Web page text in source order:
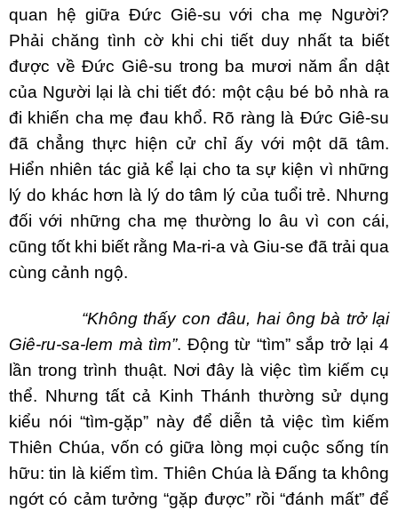
quan hệ giữa Đức Giê-su với cha mẹ Người?
Phải chăng tình cờ khi chi tiết duy nhất ta biết
được về Đức Giê-su trong ba mươi năm ẩn dật
của Người lại là chi tiết đó: một cậu bé bỏ nhà ra
đi khiến cha mẹ đau khổ. Rõ ràng là Đức Giê-su
đã chẳng thực hiện cử chỉ ấy với một dã tâm.
Hiển nhiên tác giả kể lại cho ta sự kiện vì những
lý do khác hơn là lý do tâm lý của tuổi trẻ. Nhưng
đối với những cha mẹ thường lo âu vì con cái,
cũng tốt khi biết rằng Ma-ri-a và Giu-se đã trải qua
cùng cảnh ngộ.
“Không thấy con đâu, hai ông bà trở lại
Giê-ru-sa-lem mà tìm”. Động từ “tìm” sắp trở lại 4
lần trong trình thuật. Nơi đây là việc tìm kiếm cụ
thể. Nhưng tất cả Kinh Thánh thường sử dụng
kiểu nói “tìm-gặp” này để diễn tả việc tìm kiếm
Thiên Chúa, vốn có giữa lòng mọi cuộc sống tín
hữu: tin là kiếm tìm. Thiên Chúa là Đấng ta không
ngớt có cảm tưởng “gặp được” rồi “đánh mất” để